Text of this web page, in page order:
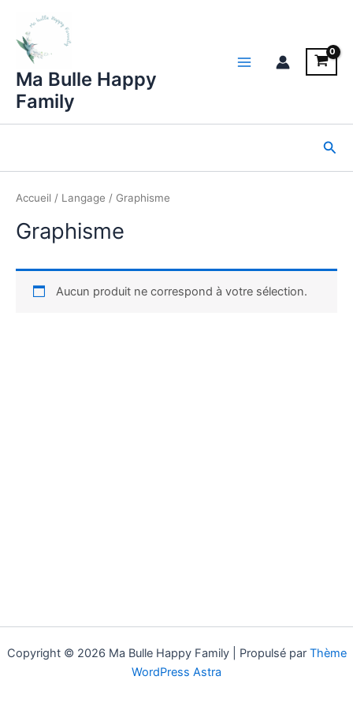
contenu
Ma Bulle Happy
Family
Accueil / Langage / Graphisme
Graphisme
Aucun produit ne correspond à votre sélection.
Copyright © 2026 Ma Bulle Happy Family | Propulsé par Thème
WordPress Astra